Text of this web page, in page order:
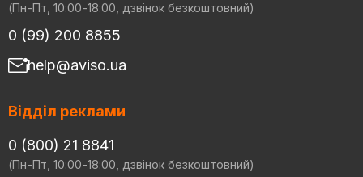
(Пн-Пт, 10:00-18:00, дзвінок безкоштовний)
0 (99) 200 8855
help@aviso.ua
Відділ реклами
0 (800) 21 8841
(Пн-Пт, 10:00-18:00, дзвінок безкоштовний)